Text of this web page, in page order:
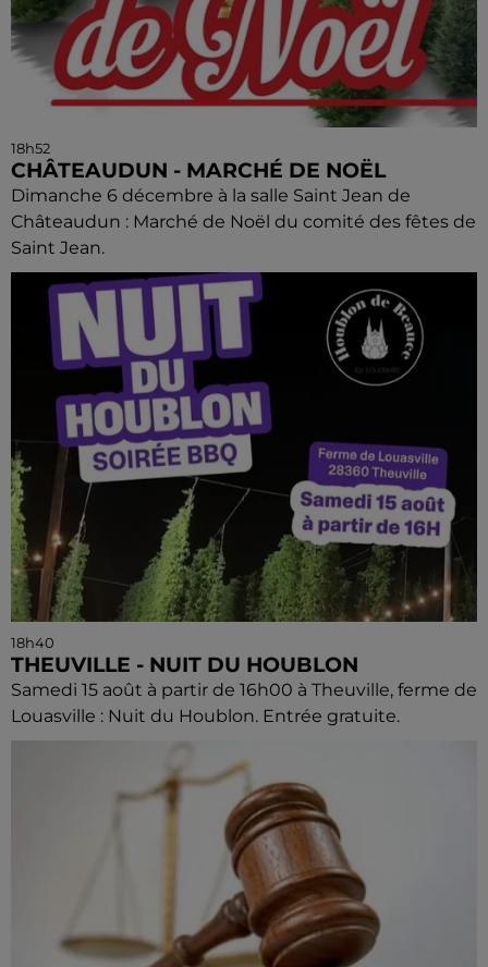
18h52
CHÂTEAUDUN - MARCHÉ DE NOËL
Dimanche 6 décembre à la salle Saint Jean de
Châteaudun : Marché de Noël du comité des fêtes de
Saint Jean.
18h40
THEUVILLE - NUIT DU HOUBLON
Samedi 15 août à partir de 16h00 à Theuville, ferme de
Louasville : Nuit du Houblon. Entrée gratuite.